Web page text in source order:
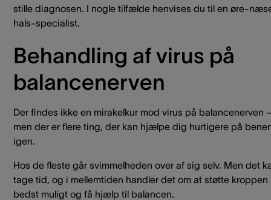
stille diagnosen. I nogle tilfælde henvises du til en øre-
hals-specialist.
Behandling af virus på
balancenerven
Der findes ikke en mirakelkur mod virus på balancenerven
men der er flere ting, der kan hjælpe dig hurtigere på
igen.
Hos de fleste går svimmelheden over af sig selv. Men det
tage tid, og i mellemtiden handler det om at støtte kroppen
bedst muligt og få hjælp til balancen.